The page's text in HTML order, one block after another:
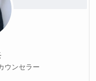
ウンセラー